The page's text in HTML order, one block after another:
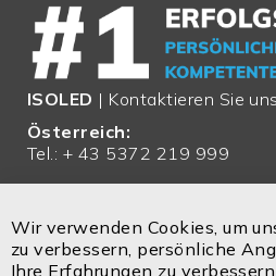
ISOLED | Kontaktieren Sie
Österreich:
Tel.: + 43 5372 219 999
Deutschland:
Wir verwenden Cookies, um
zu verbessern, persönliche
Ihre Erfahrungen zu